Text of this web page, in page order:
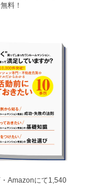
料！
Amazonにて1,540